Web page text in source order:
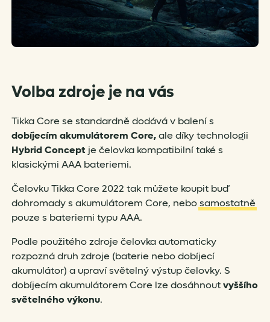
Volba zdroje je na vás
Tikka Core se standardně dodává v balení s
dobíjecím akumulátorem Core,ale díky technologii
Hybrid Concept je čelovka kompatibilní také s
klasickými AAA bateriemi.
Čelovku Tikka Core 2022 tak můžete koupit buď
dohromady s akumulátorem Core, nebosamostatně
pouze s bateriemi typu AAA.
Podle použitého zdroje čelovka automaticky
rozpozná druh zdroje (baterie nebo dobíjecí
akumulátor) a upraví světelný výstup čelovky. S
dobíjecím akumulátorem Core lze dosáhnoutvyššího
světelného výkonu.